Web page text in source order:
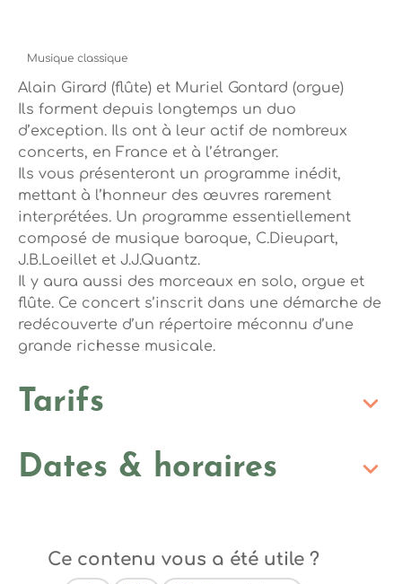
Musique classique
Alain Girard (flûte) et Muriel Gontard (orgue)
Ils forment depuis longtemps un duo
d’exception. Ils ont à leur actif de nombreux
concerts, en France et à l’étranger.
Ils vous présenteront un programme inédit,
mettant à l’honneur des œuvres rarement
interprétées. Un programme essentiellement
composé de musique baroque, C.Dieupart,
J.B.Loeillet et J.J.Quantz.
Il y aura aussi des morceaux en solo, orgue et
flûte. Ce concert s’inscrit dans une démarche de
redécouverte d’un répertoire méconnu d’une
grande richesse musicale.
Tarifs
Dates & horaires
Ce contenu vous a été utile ?